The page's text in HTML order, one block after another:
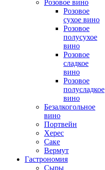
Розовое вино
Розовое
сухое вино
Розовое
полусухое
вино
Розовое
сладкое
вино
Розовое
полусладкое
вино
Безалкогольное
вино
Портвейн
Херес
Саке
Вермут
Гастрономия
Сыры